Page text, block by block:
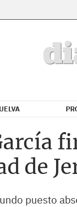
de
puesto